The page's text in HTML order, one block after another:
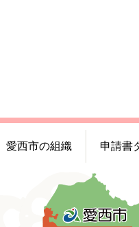
愛西市の組織 申請書